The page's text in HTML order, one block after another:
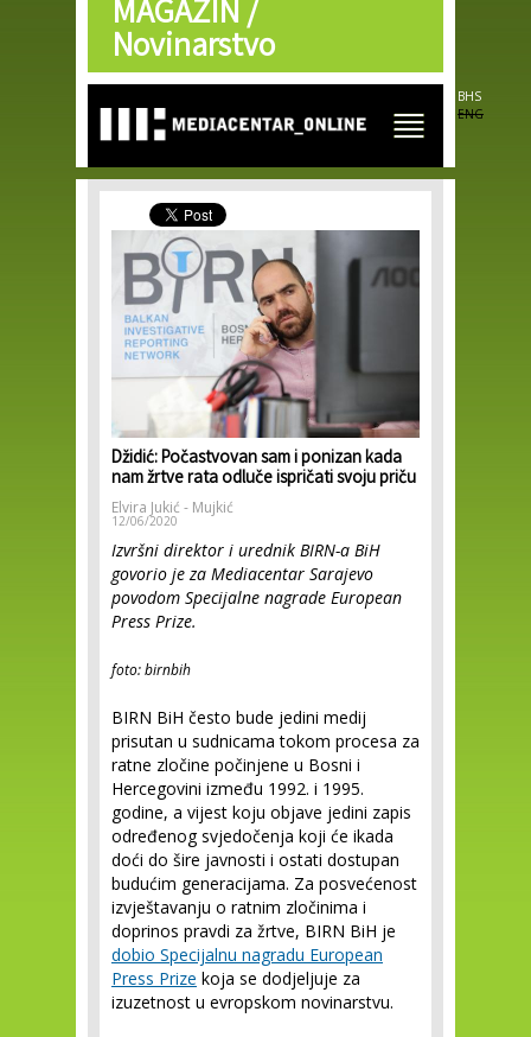
Skip to
main
content
MAGAZIN /
Novinarstvo
BHS
ENG
Džidić: Počastvovan sam i ponizan kada
nam žrtve rata odluče ispričati svoju priču
Elvira Jukić - Mujkić
12/06/2020
Izvršni direktor i urednik BIRN-a BiH
govorio je za Mediacentar Sarajevo
povodom Specijalne nagrade European
Press Prize.
foto: birnbih
BIRN BiH često bude jedini medij
prisutan u sudnicama tokom procesa za
ratne zločine počinjene u Bosni i
Hercegovini između 1992. i 1995.
godine, a vijest koju objave jedini zapis
određenog svjedočenja koji će ikada
doći do šire javnosti i ostati dostupan
budućim generacijama. Za posvećenost
izvještavanju o ratnim zločinima i
doprinos pravdi za žrtve, BIRN BiH je
dobio Specijalnu nagradu European
Press Prize koja se dodjeljuje za
izuzetnost u evropskom novinarstvu.